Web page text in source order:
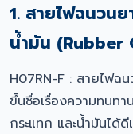
1. สายไฟฉนวน
น้ำมัน (Rubber
H07RN-F : สายไฟฉ
ขึ้นชื่อเรื่องความทนท
กระแทก และน้ำมันได้